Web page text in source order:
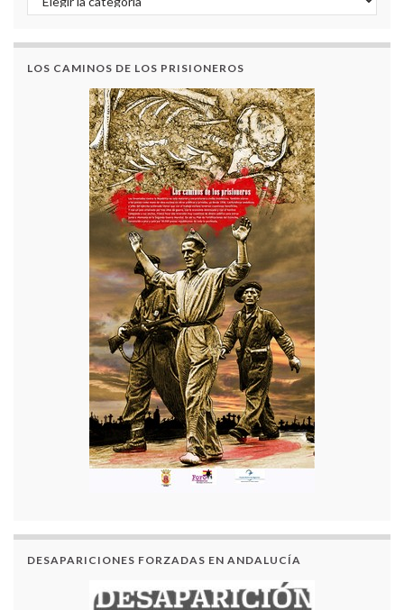
LOS CAMINOS DE LOS PRISIONEROS
DESAPARICIONES FORZADAS EN ANDALUCÍA